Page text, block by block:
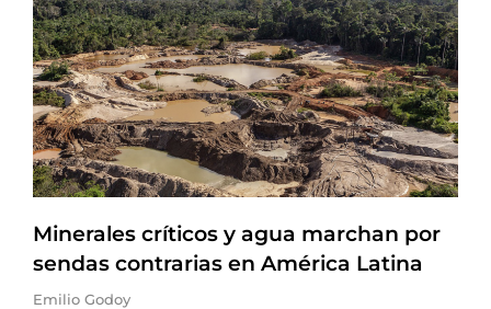
Minerales críticos y agua marchan por
sendas contrarias en América Latina
Emilio Godoy